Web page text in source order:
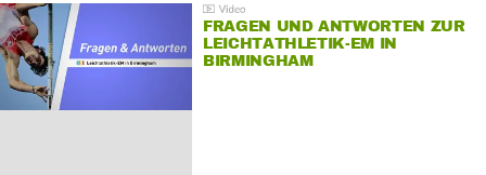
FRAGEN UND ANTWORTEN ZUR
LEICHTATHLETIK-EM IN
BIRMINGHAM